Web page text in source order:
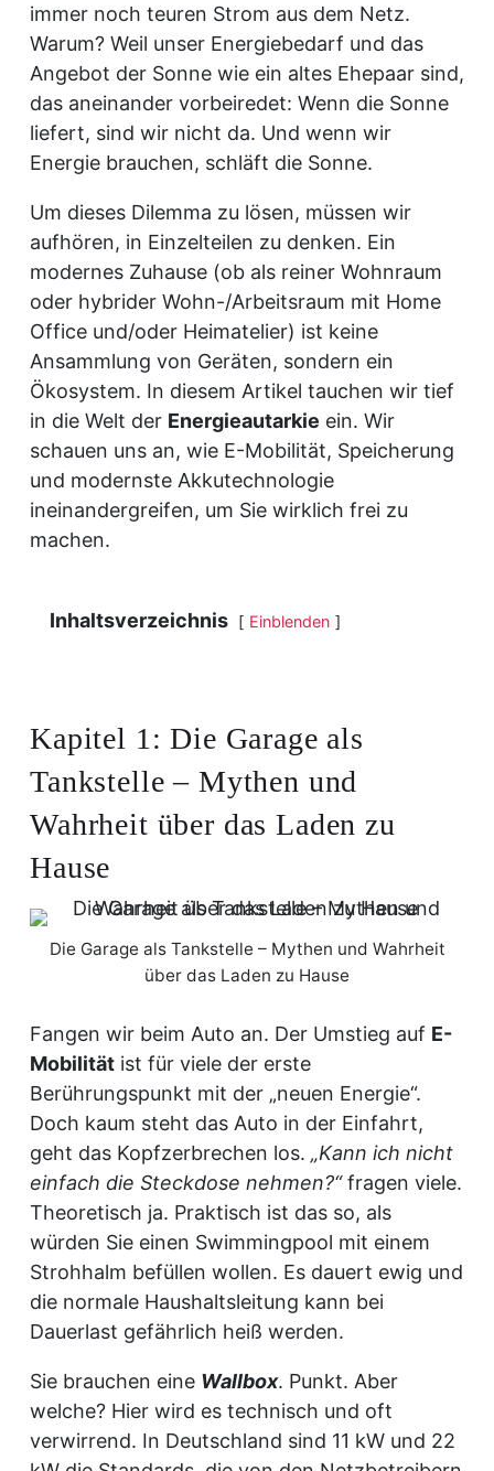
immer noch teuren Strom aus dem Netz.
Warum? Weil unser Energiebedarf und das
Angebot der Sonne wie ein altes Ehepaar sind,
das aneinander vorbeiredet: Wenn die Sonne
liefert, sind wir nicht da. Und wenn wir
Energie brauchen, schläft die Sonne.
Um dieses Dilemma zu lösen, müssen wir
aufhören, in Einzelteilen zu denken. Ein
modernes Zuhause (ob als reiner Wohnraum
oder hybrider Wohn-/Arbeitsraum mit Home
Office und/oder Heimatelier) ist keine
Ansammlung von Geräten, sondern ein
Ökosystem. In diesem Artikel tauchen wir tief
in die Welt der Energieautarkie ein. Wir
schauen uns an, wie E-Mobilität, Speicherung
und modernste Akkutechnologie
ineinandergreifen, um Sie wirklich frei zu
machen.
Inhaltsverzeichnis Einblenden
Kapitel 1: Die Garage als
Tankstelle – Mythen und
Wahrheit über das Laden zu
Hause
Die Garage als Tankstelle – Mythen und Wahrheit
über das Laden zu Hause
Fangen wir beim Auto an. Der Umstieg auf E-
Mobilität ist für viele der erste
Berührungspunkt mit der „neuen Energie“.
Doch kaum steht das Auto in der Einfahrt,
geht das Kopfzerbrechen los. „Kann ich nicht
einfach die Steckdose nehmen?“fragen viele.
Theoretisch ja. Praktisch ist das so, als
würden Sie einen Swimmingpool mit einem
Strohhalm befüllen wollen. Es dauert ewig und
die normale Haushaltsleitung kann bei
Dauerlast gefährlich heiß werden.
Sie brauchen eine Wallbox. Punkt. Aber
welche? Hier wird es technisch und oft
verwirrend. In Deutschland sind 11 kW und 22